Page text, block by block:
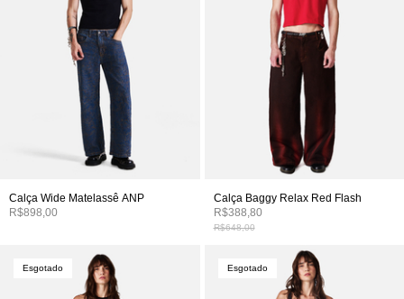
Calça Wide Matelassê ANP
R$898,00
Calça Baggy Relax Red Flash
R$388,80
R$648,00
Esgotado Esgotado